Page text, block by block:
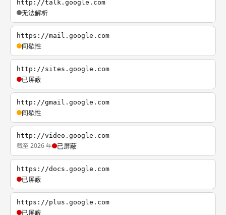
http://talk.google.com
无法解析
https://mail.google.com
间歇性
http://sites.google.com
已屏蔽
http://gmail.google.com
间歇性
http://video.google.com
截至 2026 年 已屏蔽
https://docs.google.com
已屏蔽
https://plus.google.com
已屏蔽